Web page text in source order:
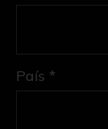
País *